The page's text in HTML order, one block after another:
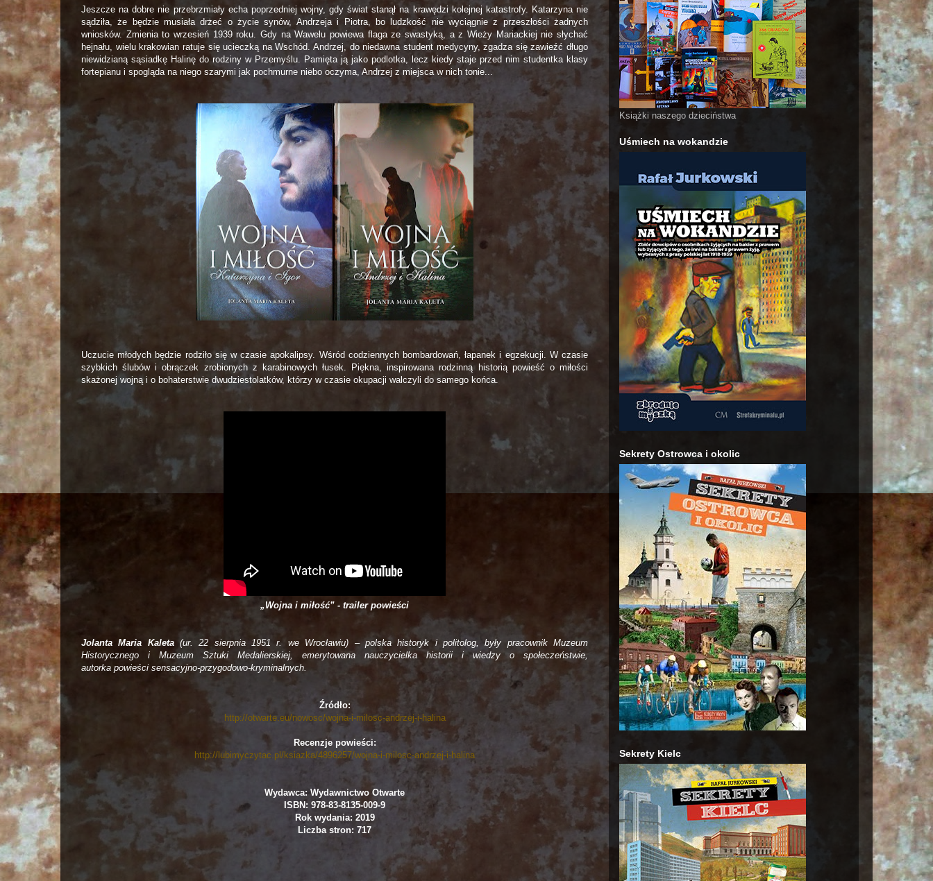
Jeszcze na dobre nie przebrzmiały echa poprzedniej wojny, gdy świat stanął na krawędzi kolejnej katastrofy. Katarzyna nie
sądziła, że będzie musiała drżeć o życie synów, Andrzeja i Piotra, bo ludzkość nie wyciągnie z przeszłości żadnych
wniosków. Zmienia to wrzesień 1939 roku. Gdy na Wawelu powiewa flaga ze swastyką, a z Wieży Mariackiej nie słychać
hejnału, wielu krakowian ratuje się ucieczką na Wschód. Andrzej, do niedawna student medycyny, zgadza się zawieźć długo
niewidzianą sąsiadkę Halinę do rodziny w Przemyślu. Pamięta ją jako podlotka, lecz kiedy staje przed nim studentka klasy
fortepianu i spogląda na niego szarymi jak pochmurne niebo oczyma, Andrzej z miejsca w nich tonie...
Uczucie młodych będzie rodziło się w czasie apokalipsy. Wśród codziennych bombardowań, łapanek i egzekucji. W czasie
szybkich ślubów i obrączek zrobionych z karabinowych łusek. Piękna, inspirowana rodzinną historią powieść o miłości
skażonej wojną i o bohaterstwie dwudziestolatków, którzy w czasie okupacji walczyli do samego końca.
„Wojna i miłość” - trailer powieści
Jolanta Maria Kaleta(ur. 22 sierpnia 1951 r. we Wrocławiu) – polska historyk i politolog, były pracownik Muzeum
Historycznego i Muzeum Sztuki Medalierskiej, emerytowana nauczycielka historii i wiedzy o społeczeństwie,
autorka powieści sensacyjno-przygodowo-kryminalnych.
Źródło:
http://otwarte.eu/nowosc/wojna-i-milosc-andrzej-i-halina
Recenzje powieści:
http://lubimyczytac.pl/ksiazka/4896257/wojna-i-milosc-andrzej-i-halina
Wydawca: Wydawnictwo Otwarte
ISBN: 978-83-8135-009-9
Rok wydania: 2019
Liczba stron: 717
Książki naszego dzieciństwa
Uśmiech na wokandzie
Sekrety Ostrowca i okolic
Sekrety Kielc